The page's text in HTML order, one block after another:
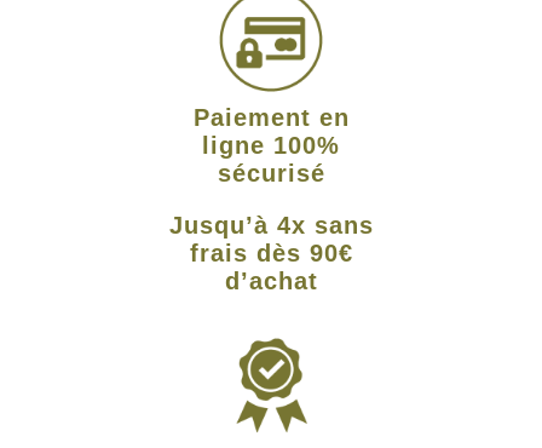
Paiement en
ligne 100%
sécurisé
Jusqu’à 4x sans
frais dès 90€
d’achat